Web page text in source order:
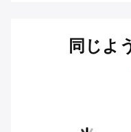
同じよ